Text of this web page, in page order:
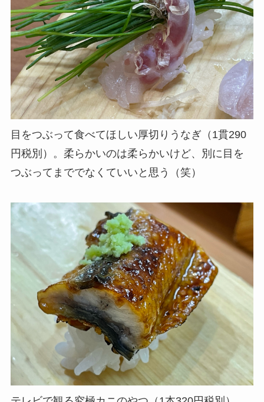
目をつぶって食べてほしい厚切りうなぎ（1貫290
円税別）。柔らかいのは柔らかいけど、別に目を
つぶってまででなくていいと思う（笑）